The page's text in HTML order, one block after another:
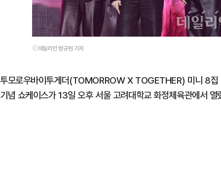
ⓒ데일리안 방규현 기자
투모로우바이투게더(TOMORROW X TOGETHER) 미니 8집
기념 쇼케이스가 13일 오후 서울 고려대학교 화정체육관에서 열